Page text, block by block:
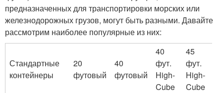
предназначенных для транспортировки морских или
железнодорожных грузов, могут быть разными. Давайте
рассмотрим наиболее популярные из них:
Стандартные
контейнеры
20
футовый
40
футовый
40
фут.
High-
Cube
45
фут.
High-
Cube